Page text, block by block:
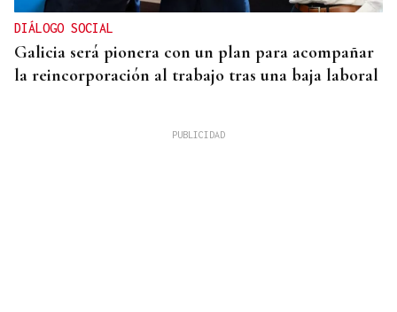
DIÁLOGO SOCIAL
Galicia será pionera con un plan para acompañar
la reincorporación al trabajo tras una baja laboral